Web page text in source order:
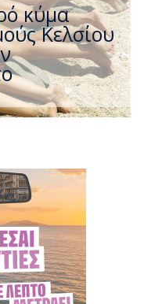
την ώρα